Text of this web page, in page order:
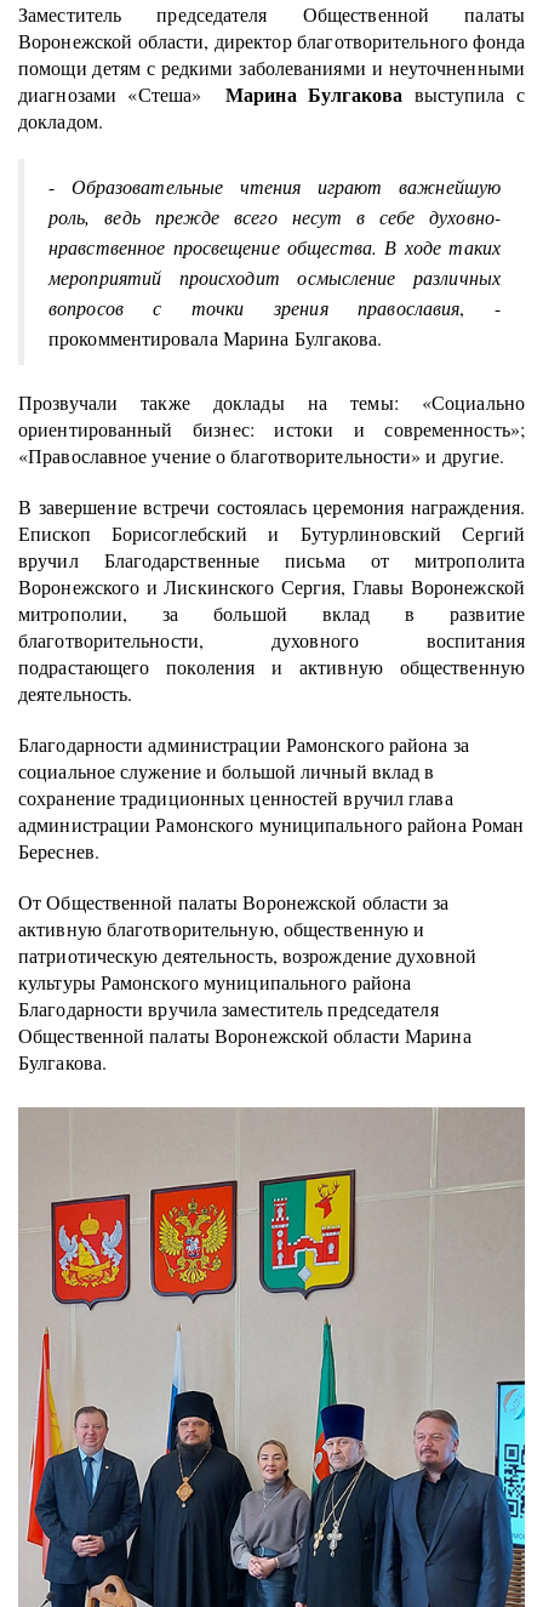
Заместитель председателя Общественной палаты
Воронежской области, директор благотворительного фонда
помощи детям с редкими заболеваниями и неуточненными
диагнозами «Стеша»Марина Булгакова выступила с
докладом.
- Образовательные чтения играют важнейшую
роль, ведь прежде всего несут в себе духовно-
нравственное просвещение общества. В ходе таких
мероприятий происходит осмысление различных
вопросов с точки зрения православия, -
прокомментировала Марина Булгакова.
Прозвучали также доклады на темы: «Социально
ориентированный бизнес: истоки и современность»;
«Православное учение о благотворительности» и другие.
В завершение встречи состоялась церемония награждения.
Епископ Борисоглебский и Бутурлиновский Сергий
вручил Благодарственные письма от митрополита
Воронежского и Лискинского Сергия, Главы Воронежской
митрополии, за большой вклад в развитие
благотворительности, духовного воспитания
подрастающего поколения и активную общественную
деятельность.
Благодарности администрации Рамонского района за
социальное служение и большой личный вклад в
сохранение традиционных ценностей вручил глава
администрации Рамонского муниципального района Роман
Береснев.
От Общественной палаты Воронежской области за
активную благотворительную, общественную и
патриотическую деятельность, возрождение духовной
культуры Рамонского муниципального района
Благодарности вручила заместитель председателя
Общественной палаты Воронежской области Марина
Булгакова.